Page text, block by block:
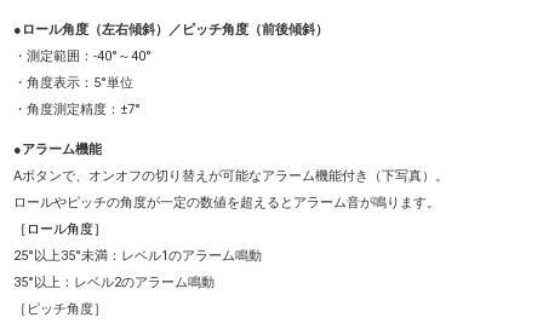
●ロール角度（左右傾斜）／ピッチ角度（前後傾斜）
・測定範囲：-40°～40°
・角度表示：5°単位
・角度測定精度：±7°
●アラーム機能
Aボタンで、オンオフの切り替えが可能なアラーム機能付き（下写真）。
ロールやピッチの角度が一定の数値を超えるとアラーム音が鳴ります。
［ロール角度］
25°以上35°未満：レベル1のアラーム鳴動
35°以上：レベル2のアラーム鳴動
［ピッチ角度］